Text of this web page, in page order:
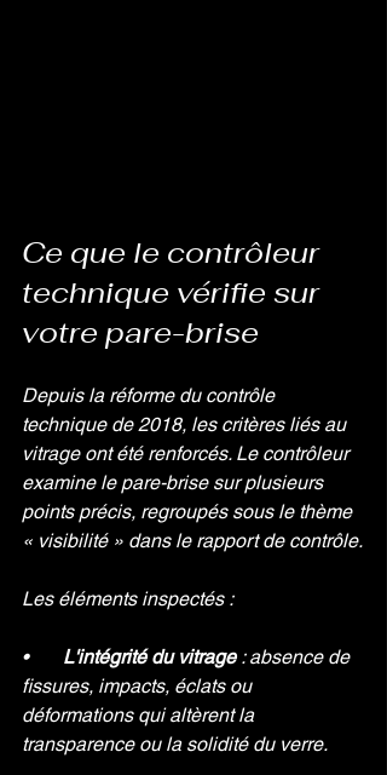
Ce que le contrôleur
technique vérifie sur
votre pare-brise
Depuis la réforme du contrôle
technique de 2018, les critères liés au
vitrage ont été renforcés. Le contrôleur
examine le pare-brise sur plusieurs
points précis, regroupés sous le thème
« visibilité » dans le rapport de contrôle.
Les éléments inspectés :
• L'intégrité du vitrage : absence de
fissures, impacts, éclats ou
déformations qui altèrent la
transparence ou la solidité du verre.